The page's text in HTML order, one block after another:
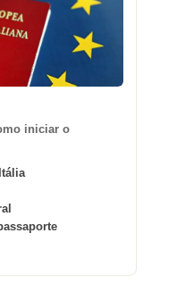
iniciar o